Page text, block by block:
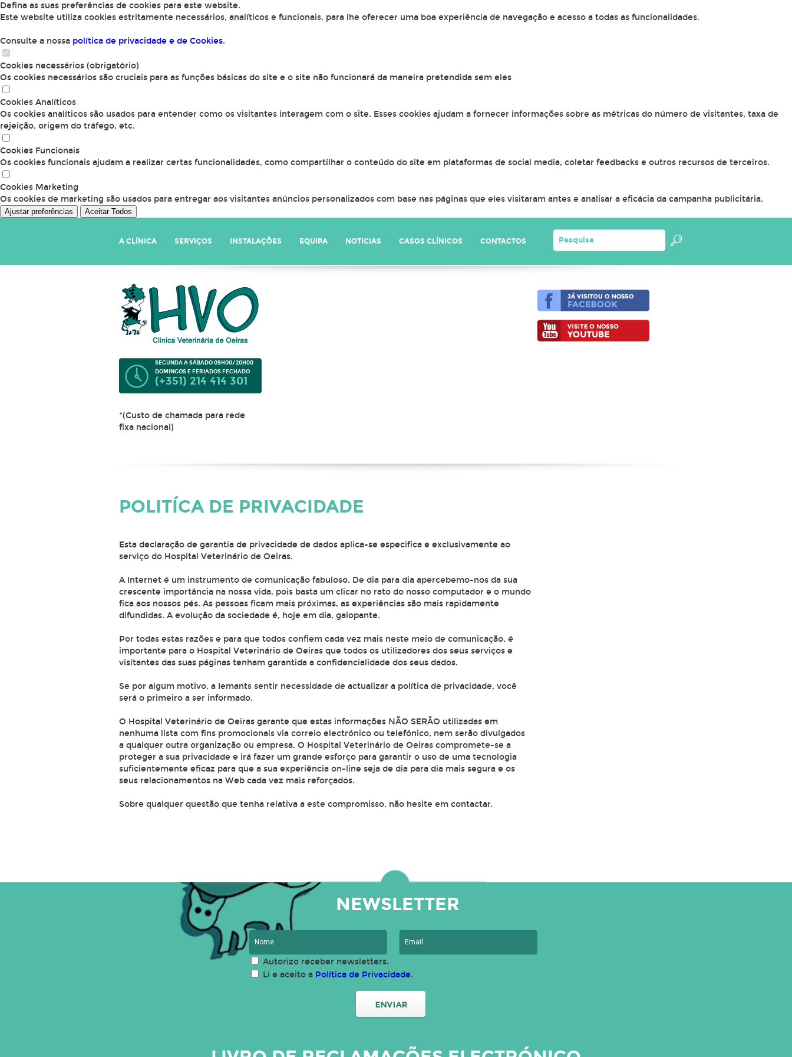
Defina as suas preferências de cookies para este website.
Este website utiliza cookies estritamente necessários, analíticos e funcionais, para lhe oferecer uma boa experiência de navegação e acesso a todas as funcionalidades.
Consulte a nossa política de privacidade e de Cookies.
Cookies necessários (obrigatório)
Os cookies necessários são cruciais para as funções básicas do site e o site não funcionará da maneira pretendida sem eles
Cookies Analíticos
Os cookies analíticos são usados para entender como os visitantes interagem com o site. Esses cookies ajudam a fornecer informações sobre as métricas do número de visitantes, taxa de
rejeição, origem do tráfego, etc.
Cookies Funcionais
Os cookies funcionais ajudam a realizar certas funcionalidades, como compartilhar o conteúdo do site em plataformas de social media, coletar feedbacks e outros recursos de terceiros.
Cookies Marketing
Os cookies de marketing são usados para entregar aos visitantes anúncios personalizados com base nas páginas que eles visitaram antes e analisar a eficácia da campanha publicitária.
Ajustar preferências Aceitar Todos
A CLÍNICA SERVIÇOS INSTALAÇÕES EQUIPA NOTICIAS CASOS CLÍNICOS CONTACTOS
SEGUNDA A SÁBADO 09H00/20H00
DOMINGOS E FERIADOS FECHADO
(+351) 214 414 301
*(Custo de chamada para rede
fixa nacional)
POLITÍCA DE PRIVACIDADE
Esta declaração de garantia de privacidade de dados aplica-se especifica e exclusivamente ao
serviço do Hospital Veterinário de Oeiras.
A Internet é um instrumento de comunicação fabuloso. De dia para dia apercebemo-nos da sua
crescente importância na nossa vida, pois basta um clicar no rato do nosso computador e o mundo
fica aos nossos pés. As pessoas ficam mais próximas, as experiências são mais rapidamente
difundidas. A evolução da sociedade é, hoje em dia, galopante.
Por todas estas razões e para que todos confiem cada vez mais neste meio de comunicação, é
importante para o Hospital Veterinário de Oeiras que todos os utilizadores dos seus serviços e
visitantes das suas páginas tenham garantida a confidencialidade dos seus dados.
Se por algum motivo, a Iemants sentir necessidade de actualizar a política de privacidade, você
será o primeiro a ser informado.
O Hospital Veterinário de Oeiras garante que estas informações NÃO SERÃO utilizadas em
nenhuma lista com fins promocionais via correio electrónico ou telefónico, nem serão divulgados
a qualquer outra organização ou empresa. O Hospital Veterinário de Oeiras compromete-se a
proteger a sua privacidade e irá fazer um grande esforço para garantir o uso de uma tecnologia
suficientemente eficaz para que a sua experiência on-line seja de dia para dia mais segura e os
seus relacionamentos na Web cada vez mais reforçados.
Sobre qualquer questão que tenha relativa a este compromisso, não hesite em contactar.
NEWSLETTER
Autorizo receber newsletters.
Li e aceito a Política de Privacidade.